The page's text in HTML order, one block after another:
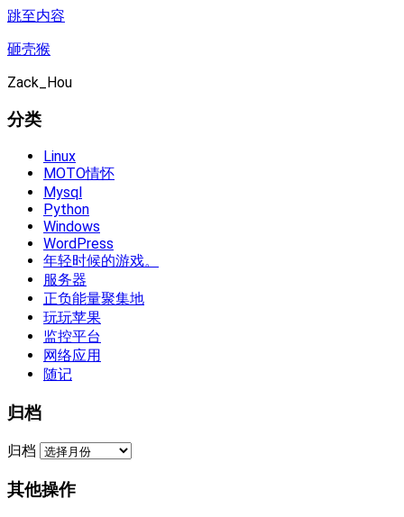
跳至内容
砸壳猴
Zack_Hou
分类
Linux
MOTO情怀
Mysql
Python
Windows
WordPress
年轻时候的游戏。
服务器
正负能量聚集地
玩玩苹果
监控平台
网络应用
随记
归档
归档
其他操作